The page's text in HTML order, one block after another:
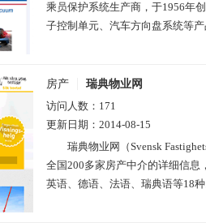
乘员保护系统生产商，于1956年
子控制单元、汽车方向盘系统等
房产
瑞典物业网
访问人数： 171
更新日期： 2014-08-15
瑞典物业网（Svensk
全国200多家房产中介的详细信
英语、德语、法语、瑞典语等18种